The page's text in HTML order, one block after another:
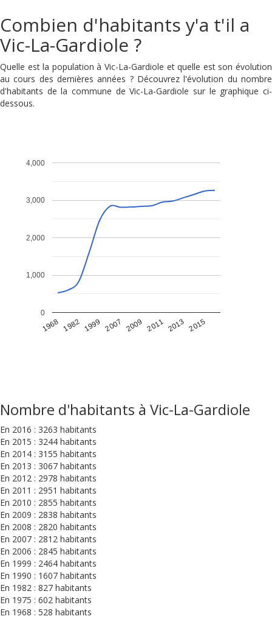
Combien d'habitants y'a t'il a
Vic-La-Gardiole ?
Quelle est la population à Vic-La-Gardiole et quelle est son évolution
au cours des dernières années ? Découvrez l'évolution du nombre
d'habitants de la commune de Vic-La-Gardiole sur le graphique ci-
dessous.
1968 1982 1999 2007 2009 2011 2013 2015
0
1,000
2,000
3,000
4,000
Nombre d'habitants à Vic-La-Gardiole
En 2016 : 3263 habitants
En 2015 : 3244 habitants
En 2014 : 3155 habitants
En 2013 : 3067 habitants
En 2012 : 2978 habitants
En 2011 : 2951 habitants
En 2010 : 2855 habitants
En 2009 : 2838 habitants
En 2008 : 2820 habitants
En 2007 : 2812 habitants
En 2006 : 2845 habitants
En 1999 : 2464 habitants
En 1990 : 1607 habitants
En 1982 : 827 habitants
En 1975 : 602 habitants
En 1968 : 528 habitants